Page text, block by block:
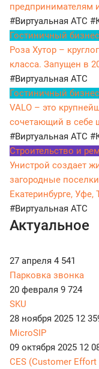
предпринимателям
#Виртуальная АТС
Гостиничный бизнес
Роза Хутор –
класса. Запущен в
#Виртуальная АТС
Гостиничный бизнес
VALO – это
сочетающий в себе
#Виртуальная АТС
Строительство и
Унистрой создает
загородные
Екатеринбурге,
#Виртуальная АТС
Актуальное
27 апреля 4 541
Парковка звонка
20 февраля 9 724
SKU
28 ноября 2025 12
MicroSIP
09 октября 2025 12
CES (Customer Effort